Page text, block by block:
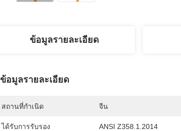
ข้อมูลรายละเอียด
ข้อมูลรายละเอียด
สถานที่กำเนิด จีน
ได้รับการรับรอง ANSI Z358.1.2014